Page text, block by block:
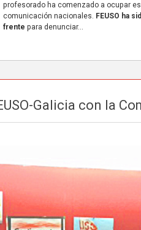
profesorado ha comenzado a ocupar
comunicación nacionales. FEUSO ha
frente para denunciar...
Galicia con la